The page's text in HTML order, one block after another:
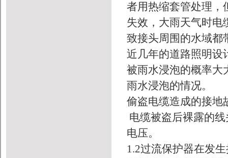
者用热缩套管处理，
失效，大雨天气时电
致接头周围的水域都
近几年的道路照明设
被雨水浸泡的概率大
雨水浸泡的情况。
偷盗电缆造成的接地
电缆被盗后裸露的
电压。
1.2过流保护器在发